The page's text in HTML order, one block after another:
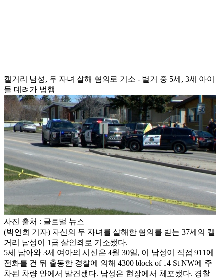
캘거리 남성, 두 자녀 살해 혐의로 기소 - 별거 중 5세, 3세 아이
들 데려가 범행
사진 출처 : 글로벌 뉴스
(박연희 기자) 자신의 두 자녀를 살해한 혐의를 받는 37세의 캘
거리 남성이 1급 살인죄로 기소됐다.
5세 남아와 3세 여아의 시신은 4월 30일, 이 남성이 직접 911에
전화를 건 뒤 출동한 경찰에 의해 4300 block of 14 St NW에 주
차된 차량 안에서 발견됐다. 남성은 현장에서 체포됐다. 경찰